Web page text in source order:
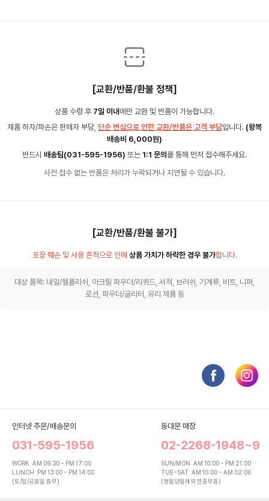
[교환/반품/환불 정책]
상품 수령 후 7일 이내 에만 교환 및 반품이 가능합니다.
제품 하자/파손은 판매자 부담, 단순 변심으로 인한 교환/반품은 고객 부담입니다. (왕복
배송비 6,000원)
반드시 배송팀(031-595-1956) 또는 1:1 문의 를 통해 먼저 접수해주세요.
사전 접수 없는 반품은 처리가 누락되거나 지연될 수 있습니다.
[교환/반품/환불 불가]
포장 훼손 및 사용 흔적으로 인해 상품 가치가 하락한 경우 불가합니다.
대상 품목: 네일/젤폴리쉬, 아크릴 파우더/리퀴드, 서적, 브러쉬, 기계류, 비트, 니퍼,
로션, 파우더/글리터, 유리 제품 등
인터넷 주문/배송문의
031-595-1956
WORK AM 09:30 ~ PM 17:00
LUNCH PM 13:00 ~ PM 14:00
(토/일/공휴일 휴무)
동대문 매장
02-2268-1948~9
SUN/MON AM 10:00 ~ PM 21:00
TUE~SAT AM 10:00 ~ AM 02:00
(명절당일제외 연중무휴)